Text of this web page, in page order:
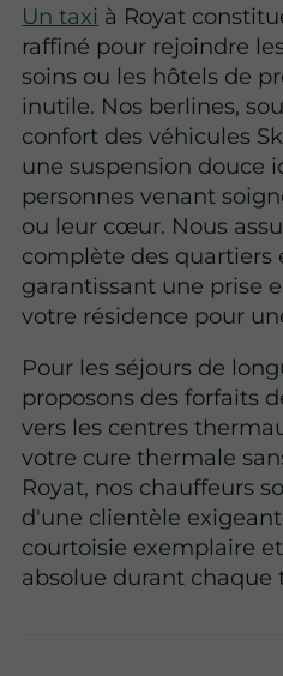
Un taxi à Royat
raffiné pour rejoindre
soins ou les hôtels de
inutile. Nos berlines,
confort des véhicules
une suspension douce
personnes venant
ou leur cœur. Nous
complète des quartiers
garantissant une prise
votre résidence pour
Pour les séjours de
proposons des forfaits
vers les centres
votre cure thermale
Royat, nos chauffeurs
d'une clientèle
courtoisie exemplaire
absolue durant chaque